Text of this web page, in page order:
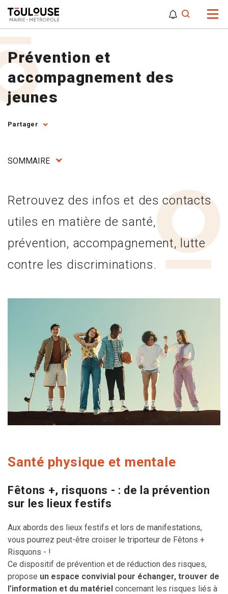
Prévention et
accompagnement des
jeunes
Partager
SOMMAIRE
Retrouvez des infos et des contacts
utiles en matière de santé,
prévention, accompagnement, lutte
contre les discriminations.
Santé physique et mentale
Fêtons +, risquons - : de la prévention
sur les lieux festifs
Aux abords des lieux festifs et lors de manifestations,
vous pourrez peut-être croiser le triporteur de Fêtons +
Risquons - !
Ce dispositif de prévention et de réduction des risques,
propose un espace convivial pour échanger, trouver de
l’information et du matériel concernant les risques liés à